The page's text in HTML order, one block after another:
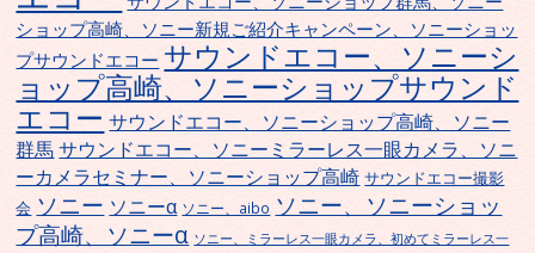
ショップ高崎、ソニー新規ご紹介キャンペーン、ソニーショッ
プサウンドエコー サウンドエコー、ソニーシ
ョップ高崎、ソニーショップサウンド
エコー サウンドエコー、ソニーショップ高崎、ソニー
群馬 サウンドエコー、ソニーミラーレス一眼カメラ、ソニ
ーカメラセミナー、ソニーショップ高崎 サウンドエコー撮影
会 ソニー ソニーα ソニー、aibo ソニー、ソニーショッ
プ高崎、ソニーα ソニー、ミラーレス一眼カメラ、初めてミラーレス一